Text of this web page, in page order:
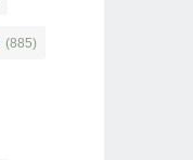
(885)